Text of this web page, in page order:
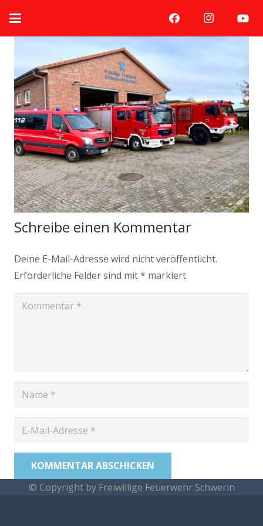
Schreibe einen Kommentar
Deine E-Mail-Adresse wird nicht veröffentlicht.
Erforderliche Felder sind mit* markiert
KOMMENTAR ABSCHICKEN
© Copyright by Freiwillige Feuerwehr Schwerin